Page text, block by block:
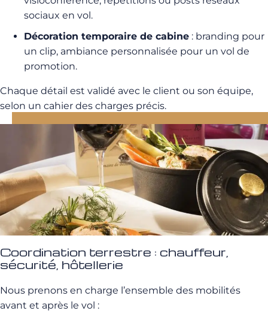
sociaux en vol.
Décoration temporaire de cabine : branding pour
un clip, ambiance personnalisée pour un vol de
promotion.
Chaque détail est validé avec le client ou son équipe,
selon un cahier des charges précis.
Coordination terrestre : chauffeur,
sécurité, hôtellerie
Nous prenons en charge l’ensemble des mobilités
avant et après le vol :